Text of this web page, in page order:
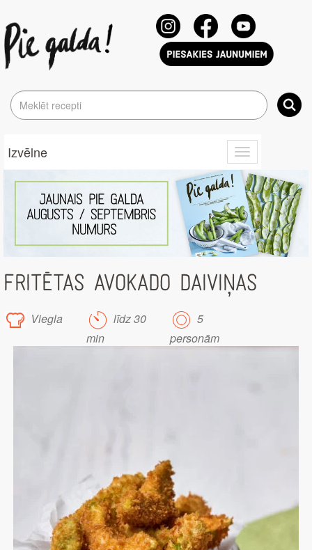
Toggle
navigation
Izvēlne
FRITĒTAS AVOKADO DAIVIŅAS
Viegla
līdz 30
min
5
personām